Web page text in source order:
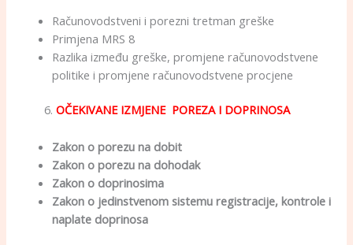
Računovodstveni i porezni tretman greške
Primjena MRS 8
Razlika između greške, promjene računovodstvene
politike i promjene računovodstvene procjene
6.OČEKIVANE IZMJENE POREZA I DOPRINOSA
Zakon o porezu na dobit
Zakon o porezu na dohodak
Zakon o doprinosima
Zakon o jedinstvenom sistemu registracije, kontrole i
naplate doprinosa